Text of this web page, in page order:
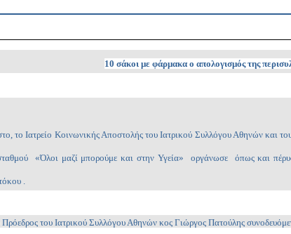
10 σάκοι με φάρμακα ο απολογισμός της
το Ιατρείο Κοινωνικής Αποστολής του Ιατρικού Συλλόγου Αθηνών
«Όλοι μαζί μπορούμε και στην Υγεία» οργάνωσε όπως και
.
του Ιατρικού Συλλόγου Αθηνών κος Γιώργος Πατούλης